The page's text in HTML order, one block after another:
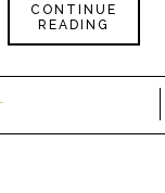
CONTINUE
READING